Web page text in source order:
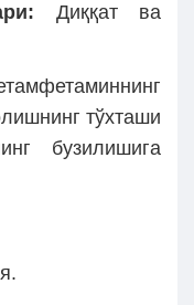
Диққат ва
тўхташи
бузилишига